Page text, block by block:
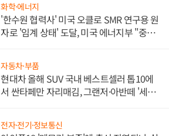
화학·에너지
'한수원 협력사' 미국 오클로 SMR 연구용 원
자로 '임계 상태' 도달, 미국 에너지부 "중요
자동차·부품
현대차 올해 SUV 국내 베스트셀러 톱10에
서 싼타페만 자리매김, 그랜저·아반떼 '세단
전자·전기·정보통신